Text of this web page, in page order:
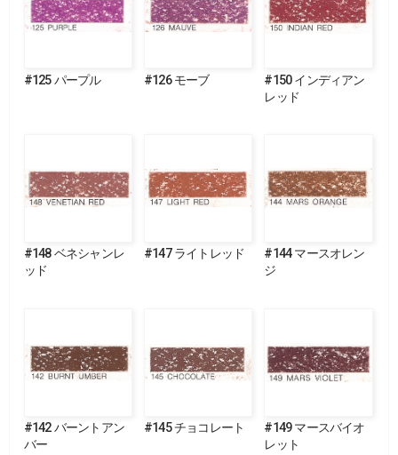
#125 パープル #126 モーブ
#150 インディアン
レッド
#148 ベネシャンレ
ッド
#147 ライトレッド
#144 マースオレン
ジ
#142 バーントアン
バー
#145 チョコレート
#149 マースバイオ
レット